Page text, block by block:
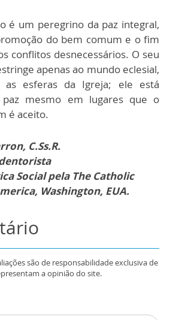
é um peregrino da paz integral,
do bem comum e o fim
conflitos desnecessários. O seu
apenas ao mundo eclesial,
as esferas da Igreja; ele está
mesmo em lugares que o
é aceito.
C.Ss.R.
Social pela The Catholic
Washington, EUA.
são de responsabilidade exclusiva de
a opinião do site.